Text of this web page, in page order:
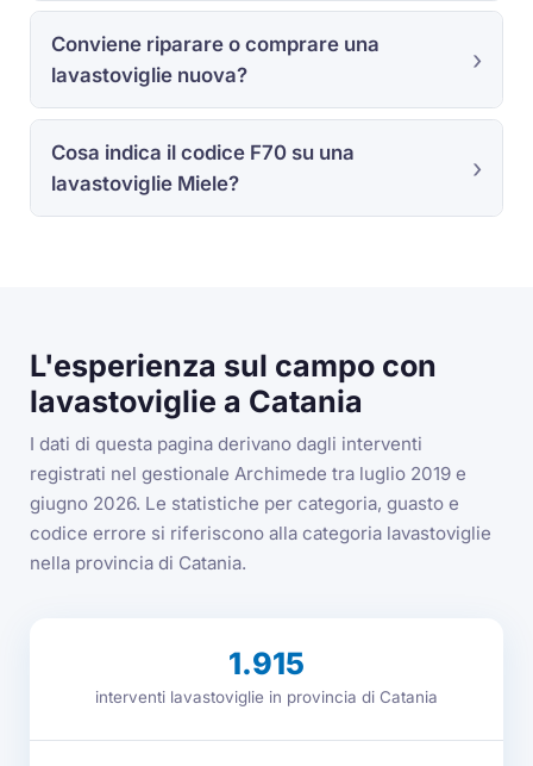
Conviene riparare o comprare una
lavastoviglie nuova?
Cosa indica il codice F70 su una
lavastoviglie Miele?
L'esperienza sul campo con
lavastoviglie a Catania
I dati di questa pagina derivano dagli interventi
registrati nel gestionale Archimede tra luglio 2019 e
giugno 2026. Le statistiche per categoria, guasto e
codice errore si riferiscono alla categoria lavastoviglie
nella provincia di Catania.
1.915
interventi lavastoviglie in provincia di Catania